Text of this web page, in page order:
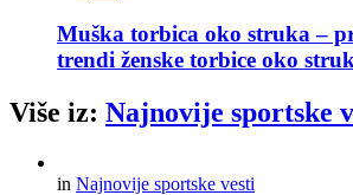
Muška torbica oko struka –
trendi ženske torbice oko
Više iz: Najnovije sportske
in Najnovije sportske vesti